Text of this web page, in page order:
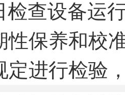
检查设备运
性保养和校
定进行检验